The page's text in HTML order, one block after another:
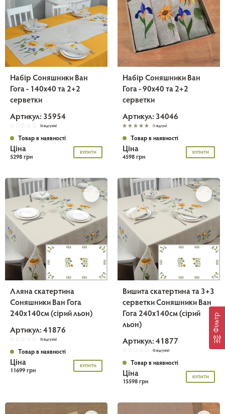
Фільтр
Набір Соняшники Ван
Гога - 140х40 та 2+2
серветки
Артикул: 35954
(0 відгуків)
Товар в наявності
Ціна
5298 грн
КУПИТИ
Набір Соняшники Ван
Гога - 90х40 та 2+2
серветки
Артикул: 34046
(1 відгук)
Товар в наявності
Ціна
4598 грн
КУПИТИ
Лляна скатертина
Соняшники Ван Гога
240х140см (сірий льон)
Артикул: 41876
(0 відгуків)
Товар в наявності
Ціна
11699 грн
КУПИТИ
Вишита скатертина та 3+3
серветки Соняшники Ван
Гога 240х140см (сірий
льон)
Артикул: 41877
(0 відгуків)
Товар в наявності
Ціна
15598 грн
КУПИТИ